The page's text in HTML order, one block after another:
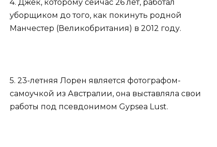
4. Джек, которому сейчас 26 лет, работал
уборщиком до того, как покинуть родной
Манчестер (Великобритания) в 2012 году.
5. 23-летняя Лорен является фотографом-
самоучкой из Австралии, она выставляла свои
работы под псевдонимом Gypsea Lust.